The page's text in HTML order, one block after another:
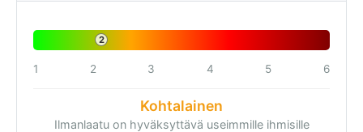
2
1 2 3 4 5 6
Kohtalainen
Ilmanlaatu on hyväksyttävä useimmille ihmisille